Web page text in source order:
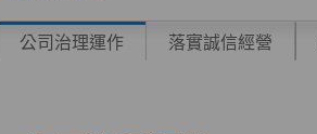
公司治理運作 落實誠信經營